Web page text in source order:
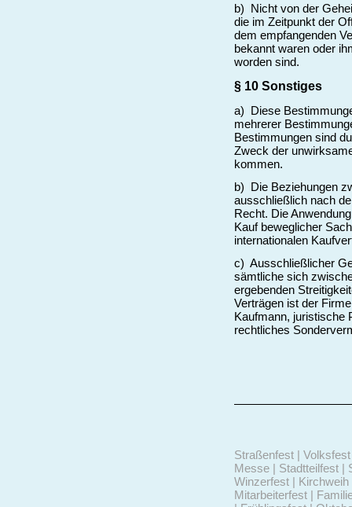
b) Nicht von der
die im Zeitpunkt der
dem empfangenden
bekannt waren oder
worden sind.
§ 10 Sonstiges
a) Diese
mehrerer
Bestimmungen sind
Zweck der
kommen.
b) Die Beziehungen
ausschließlich nach
Recht. Die
Kauf beweglicher
internationalen
c) Ausschließlicher
sämtliche sich
ergebenden
Verträgen ist der
Kaufmann, juristische
rechtliches
Straßenfest |
Messe | Stadtteilfest |
Winzerfest |
Mitarbeiterfest |